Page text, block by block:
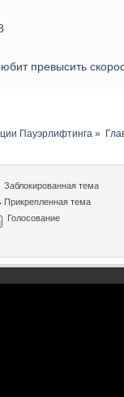
превысить
Пауэрлифтинга »
Заблокированная тема
Прикрепленная тема
Голосование